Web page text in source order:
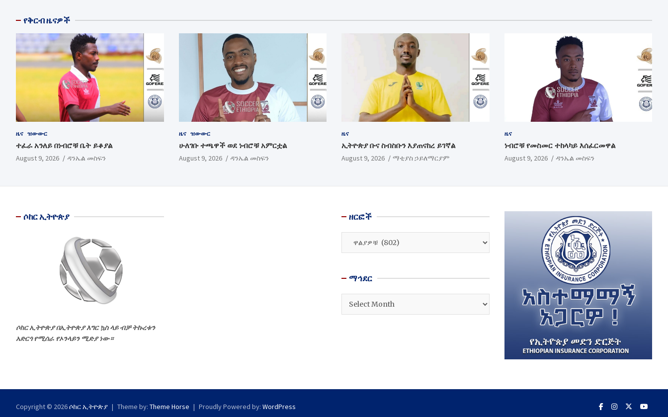
የቅርብ ዜናዎች
ዜና ዝውውር
ተፈራ አንለይ በነብሮቹ ቤት ይቆያል
August 9, 2026 ዳንኤል መስፍን
ዜና ዝውውር
ሁለገቡ ተጫዋች ወደ ነብሮቹ አምርቷል
August 9, 2026 ዳንኤል መስፍን
ዜና
ኢትዮጵያ ቡና ስብስቡን እያጠናከረ ይገኛል
August 9, 2026 ማቲያስ ኃይለማርያም
ዜና
ነብሮቹ የመስመር ተከላካይ እሰፈርመዋል
August 9, 2026 ዳንኤል መስፍን
ሶከር ኢትዮጵያ
ሶከር ኢትዮጵያ በኢትዮጵያ እግር ኳስ ላይ ብቻ ትኩረቱን
አድርጎ የሚሰራ የኦንላይን ሚድያ ነው።
ዘርፎች
ማኅደር
ማኅደር
Copyright © 2026ሶከር ኢትዮጵያ Theme by: Theme Horse Proudly Powered by: WordPress